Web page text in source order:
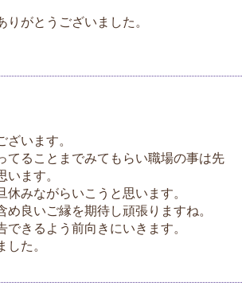
がとうございました。
います。
てることまでみてもらい職場の事は先
ます。
休みながらいこうと思います。
め良いご縁を期待し頑張りますね。
できるよう前向きにいきます。
た。